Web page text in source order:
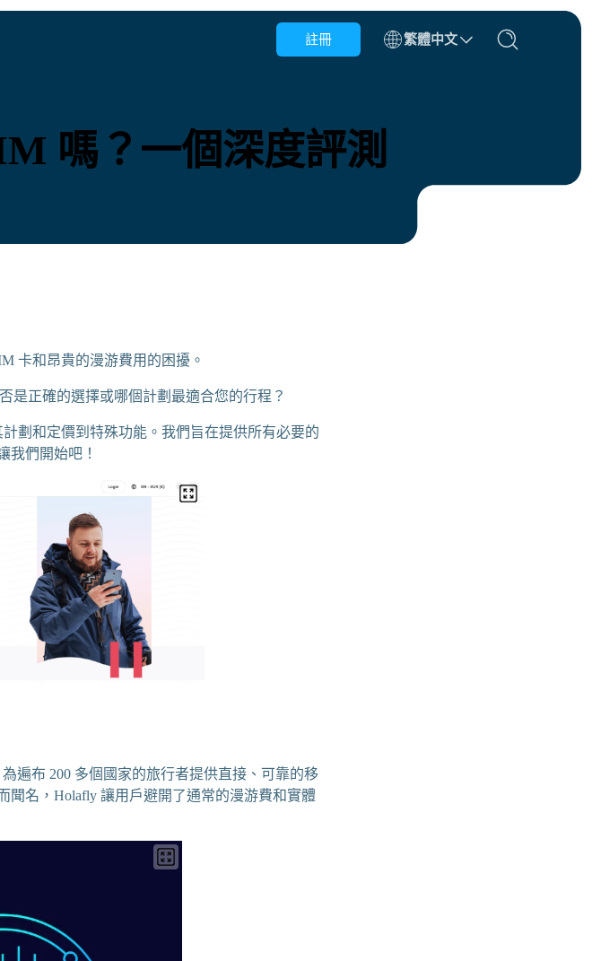
註冊 繁體中文
加拿大 智利
丹麥
嗎？一個深度評測
卡和昂貴的漫游費用的困擾。
是正確的選擇或哪個計劃最適合您的行程？
劃和定價到特殊功能。我們旨在提供所有必要的
我們開始吧！
遍布 200 多個國家的旅行者提供直接、可靠的移
名，Holafly 讓用戶避開了通常的漫游費和實體